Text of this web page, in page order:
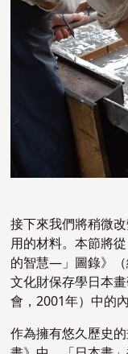
接下來我們將稍微
用的材料。本節將
的智慧—」圖錄》
文化財保存學日本
會，2001年）中的
作為擁有悠久歷史